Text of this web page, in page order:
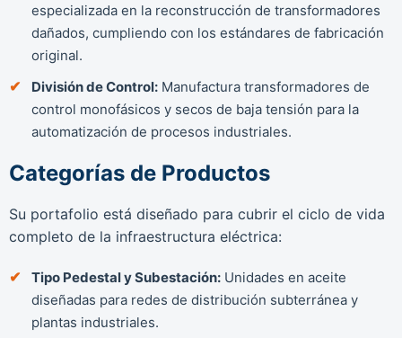
especializada en la reconstrucción de transformadores
dañados, cumpliendo con los estándares de fabricación
original.
División de Control: Manufactura transformadores de
control monofásicos y secos de baja tensión para la
automatización de procesos industriales.
Categorías de Productos
Su portafolio está diseñado para cubrir el ciclo de vida
completo de la infraestructura eléctrica:
Tipo Pedestal y Subestación: Unidades en aceite
diseñadas para redes de distribución subterránea y
plantas industriales.